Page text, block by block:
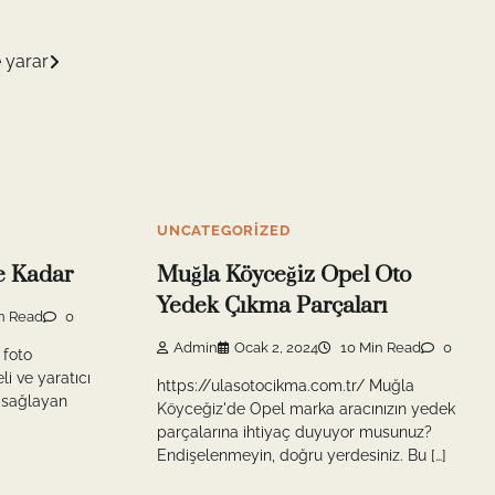
yarar
Kadar
Read 0
foto
ve yaratıcı
sağlayan
UNCATEGORIZED
Muğla Köyceğiz Opel Oto
Yedek Çıkma Parçaları
Admin Ocak 2, 2024 10 Min Read 0
https://ulasotocikma.com.tr/ Muğla
Köyceğiz'de Opel marka aracınızın yedek
parçalarına ihtiyaç duyuyor musunuz?
Endişelenmeyin, doğru yerdesiniz. Bu […]